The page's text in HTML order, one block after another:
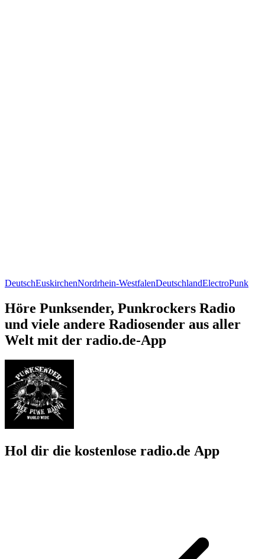
DeutschEuskirchenNordrhein-WestfalenDeutschlandElectroPunk
Höre Punksender, Punkrockers Radio
und viele andere Radiosender aus aller
Welt mit der radio.de-App
Hol dir die kostenlose radio.de App